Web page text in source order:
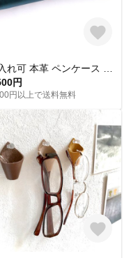
円
円以上で送料無料